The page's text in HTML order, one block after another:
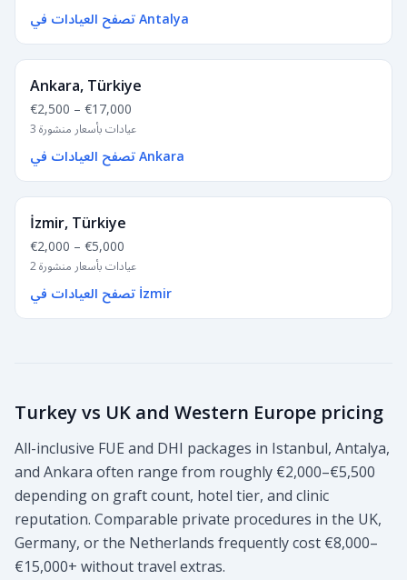
تصفح العيادات في Antalya
Ankara, Türkiye
€2,500 – €17,000
3 عيادات بأسعار منشورة
تصفح العيادات في Ankara
İzmir, Türkiye
€2,000 – €5,000
2 عيادات بأسعار منشورة
تصفح العيادات في İzmir
Turkey vs UK and Western Europe pricing
All-inclusive FUE and DHI packages in Istanbul, Antalya,
and Ankara often range from roughly €2,000–€5,500
depending on graft count, hotel tier, and clinic
reputation. Comparable private procedures in the UK,
Germany, or the Netherlands frequently cost €8,000–
€15,000+ without travel extras.